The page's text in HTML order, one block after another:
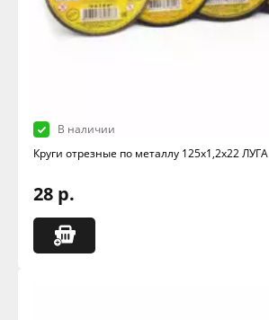
В наличии
Круги отрезные по металлу 125х1,2х22 ЛУГА
28 р.